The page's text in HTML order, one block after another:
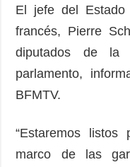
El jefe del Estado
francés, Pierre
diputados de la
parlamento,
BFMTV.
“Estaremos
marco de las